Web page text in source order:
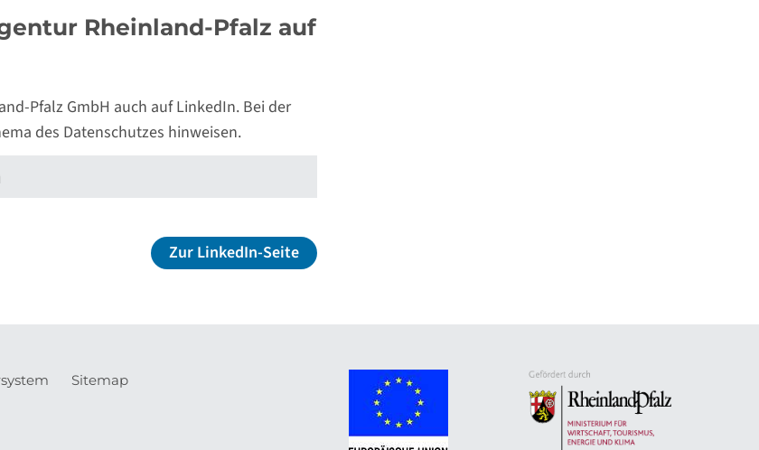
Rheinland-Pfalz auf
Pfalz GmbH auch auf LinkedIn. Bei der
des Datenschutzes hinweisen.
Zur LinkedIn-Seite
Sitemap